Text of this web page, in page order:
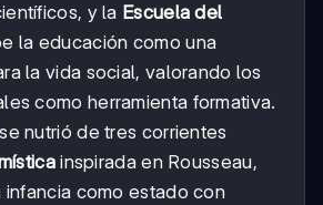
y la Escuela del
la educación como una
la vida social, valorando los
como herramienta formativa.
nutrió de tres corrientes
inspirada en Rousseau,
como estado con